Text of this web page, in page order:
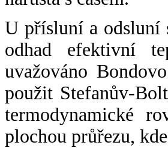
U přísluní a odsluní
odhad efektivní
uvažováno
použit Stefanův-
termodynamické
plochou průřezu,